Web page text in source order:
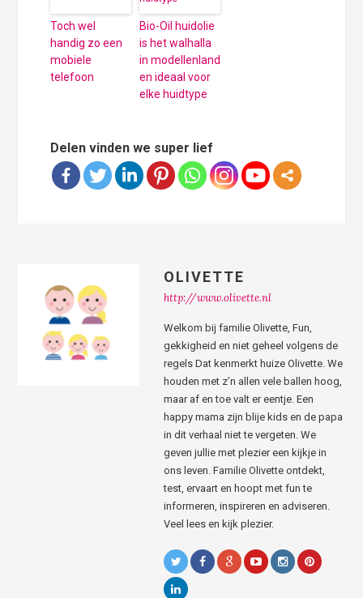
Toch wel
handig zo een
mobiele
telefoon
Bio-Oil huidolie
is het walhalla
in modellenland
en ideaal voor
elke huidtype
Delen vinden we super lief
OLIVETTE
http://www.olivette.nl
Welkom bij familie Olivette, Fun,
gekkigheid en niet geheel volgens de
regels Dat kenmerkt huize Olivette. We
houden met z’n allen vele ballen hoog,
maar af en toe valt er eentje. Een
happy mama zijn blije kids en de papa
in dit verhaal niet te vergeten. We
geven jullie met plezier een kijkje in
ons leven. Familie Olivette ontdekt,
test, ervaart en hoopt met fun te
informeren, inspireren en adviseren.
Veel lees en kijk plezier.